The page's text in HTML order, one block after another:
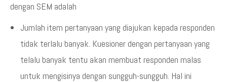
dengan SEM adalah
Jumlah item pertanyaan yang diajukan kepada responden
tidak terlalu banyak. Kuesioner dengan pertanyaan yang
telalu banyak tentu akan membuat responden malas
untuk mengisinya dengan sungguh-sungguh. Hal ini